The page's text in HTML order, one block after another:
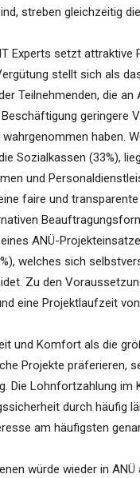
streben gleichzeitig
Experts setzt attraktive
stellt sich als
Teilnehmenden, die
geringere
haben.
Sozialkassen (33%),
und
faire und
ANÜ-
welches sich
Zu den
eine Projektlaufzeit
und Komfort als die
Projekte präferieren,
Die Lohnfortzahlung im
durch häufig
am häufigsten
würde wieder in ANÜ